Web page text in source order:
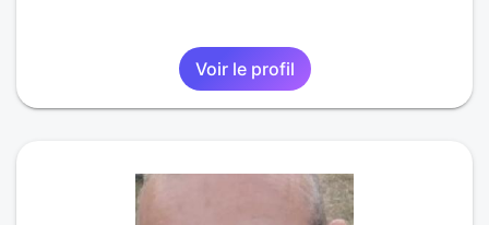
Voir le profil